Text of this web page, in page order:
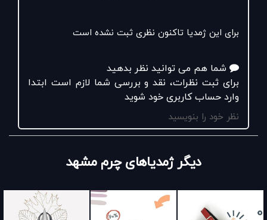
برای این ژمدیا تاکنون نظری ثبت نشده است
شما هم می توانید نظر بدهید
برای ثبت نظرات، نقد و بررسی شما لازم است ابتدا
وارد حساب کاربری خود شوید
نظر خود را بنویسید
دیگر ژمدیاهای چرم مشهد